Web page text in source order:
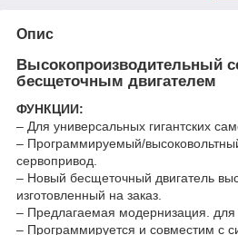
Опис
Высокопроизводительный
бесщеточным двигателем
ФУНКЦИИ:
– Для универсальных гигантских
– Программируемый/
сервопривод.
– Новый бесщеточный двигатель
изготовленный на заказ.
– Предлагаемая модернизация. для
– Программируется и совместим с